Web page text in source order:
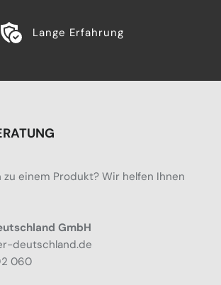
Lange Erfahrung
zu einem Produkt? Wir helfen Ihnen
GmbH
deutschland.de
060